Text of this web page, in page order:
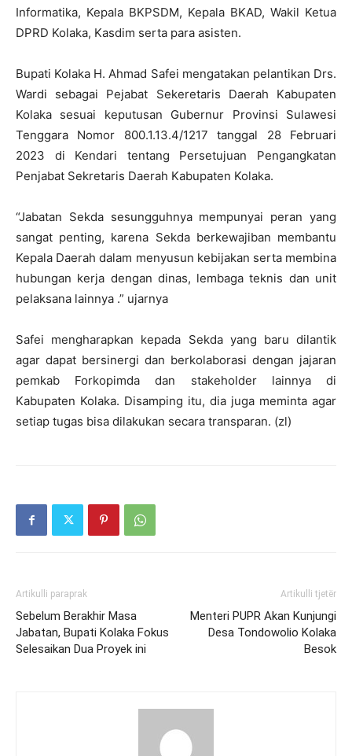
Informatika, Kepala BKPSDM, Kepala BKAD, Wakil Ketua
DPRD Kolaka, Kasdim serta para asisten.
Bupati Kolaka H. Ahmad Safei mengatakan pelantikan Drs.
Wardi sebagai Pejabat Sekeretaris Daerah Kabupaten
Kolaka sesuai keputusan Gubernur Provinsi Sulawesi
Tenggara Nomor 800.1.13.4/1217 tanggal 28 Februari
2023 di Kendari tentang Persetujuan Pengangkatan
Penjabat Sekretaris Daerah Kabupaten Kolaka.
“Jabatan Sekda sesungguhnya mempunyai peran yang
sangat penting, karena Sekda berkewajiban membantu
Kepala Daerah dalam menyusun kebijakan serta membina
hubungan kerja dengan dinas, lembaga teknis dan unit
pelaksana lainnya .” ujarnya
Safei mengharapkan kepada Sekda yang baru dilantik
agar dapat bersinergi dan berkolaborasi dengan jajaran
pemkab Forkopimda dan stakeholder lainnya di
Kabupaten Kolaka. Disamping itu, dia juga meminta agar
setiap tugas bisa dilakukan secara transparan. (zl)
Artikulli paraprak
Sebelum Berakhir Masa
Jabatan, Bupati Kolaka Fokus
Selesaikan Dua Proyek ini
Artikulli tjetër
Menteri PUPR Akan Kunjungi
Desa Tondowolio Kolaka
Besok